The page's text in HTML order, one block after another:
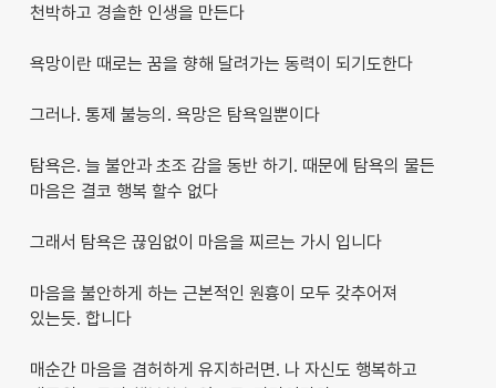
천박하고 경솔한 인생을 만든다
욕망이란 때로는 꿈을 향해 달려가는 동력이 되기도한다
그러나. 통제 불능의. 욕망은 탐욕일뿐이다
탐욕은. 늘 불안과 초조 감을 동반 하기. 때문에 탐욕의 물든
마음은 결코 행복 할수 없다
그래서 탐욕은 끊임없이 마음을 찌르는 가시 입니다
마음을 불안하게 하는 근본적인 원흉이 모두 갖추어져
있는듯. 합니다
매순간 마음을 겸허하게 유지하러면. 나 자신도 행복하고